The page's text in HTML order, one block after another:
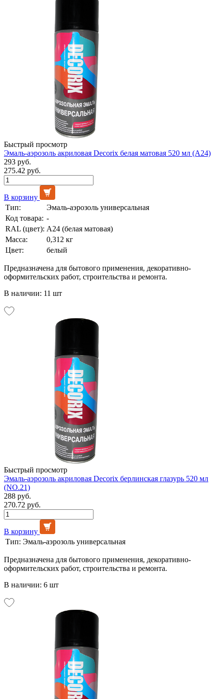
Быстрый просмотр
Эмаль-аэрозоль акриловая Decorix белая матовая 520 мл (А24)
293 руб.
275.42 руб.
В корзину
Тип:
Эмаль-аэрозоль универсальная
Код товара: -
RAL (цвет): А24 (белая матовая)
Масса:
0,312 кг
Цвет:
белый
Предназначена для бытового применения, декоративно-
оформительских работ, строительства и ремонта.
В наличии: 11 шт
Быстрый просмотр
Эмаль-аэрозоль акриловая Decorix берлинская глазурь 520 мл
(NO.21)
288 руб.
270.72 руб.
В корзину
Тип: Эмаль-аэрозоль универсальная
Предназначена для бытового применения, декоративно-
оформительских работ, строительства и ремонта.
В наличии: 6 шт